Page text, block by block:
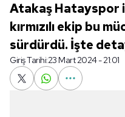
Atakaş Hatayspor
kırmızılı ekip bu
sürdürdü. İşte
Giriş Tarihi:23 Mart 2024 - 21:01